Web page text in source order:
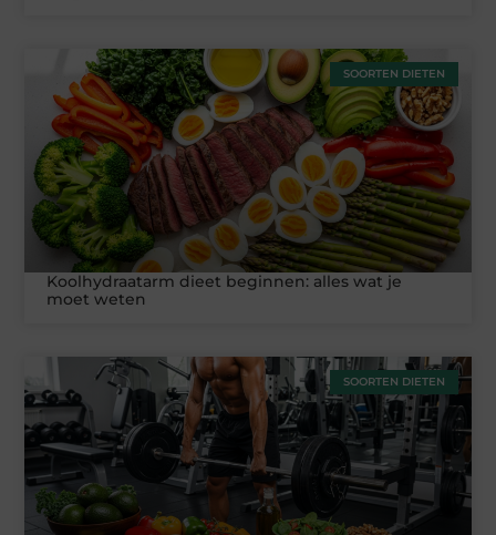
SOORTEN DIETEN
Koolhydraatarm dieet beginnen: alles wat je
moet weten
SOORTEN DIETEN